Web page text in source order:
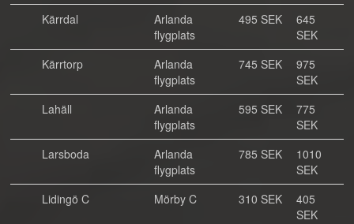
Kärrdal
Arlanda
flygplats
495 SEK
645
SEK
Kärrtorp
Arlanda
flygplats
745 SEK
975
SEK
Lahäll
Arlanda
flygplats
595 SEK
775
SEK
Larsboda
Arlanda
flygplats
785 SEK
1010
SEK
Lidingö C
Mörby C 310 SEK
405
SEK